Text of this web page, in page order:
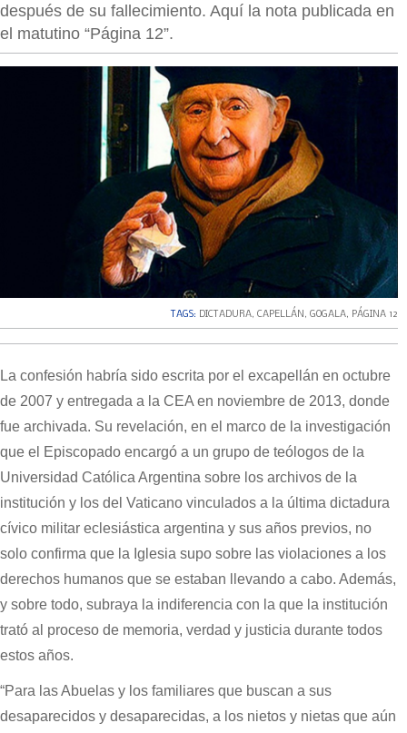
después de su fallecimiento. Aquí la nota publicada en
el matutino “Página 12”.
TAGS: DICTADURA, CAPELLÁN , GOGALA, PÁGINA 12
La confesión habría sido escrita por el excapellán en octubre
de 2007 y entregada a la CEA en noviembre de 2013, donde
fue archivada. Su revelación, en el marco de la investigación
que el Episcopado encargó a un grupo de teólogos de la
Universidad Católica Argentina sobre los archivos de la
institución y los del Vaticano vinculados a la última dictadura
cívico militar eclesiástica argentina y sus años previos, no
solo confirma que la Iglesia supo sobre las violaciones a los
derechos humanos que se estaban llevando a cabo. Además,
y sobre todo, subraya la indiferencia con la que la institución
trató al proceso de memoria, verdad y justicia durante todos
estos años.
“Para las Abuelas y los familiares que buscan a sus
desaparecidos y desaparecidas, a los nietos y nietas que aún